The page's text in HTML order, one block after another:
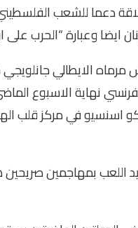
دعما للشعب
ايضا وعبارة “الحرب
الايطالي جانلويجي
نهاية الاسبوع
اسنسيو في مركز قلب
اللعب بمهاجمين